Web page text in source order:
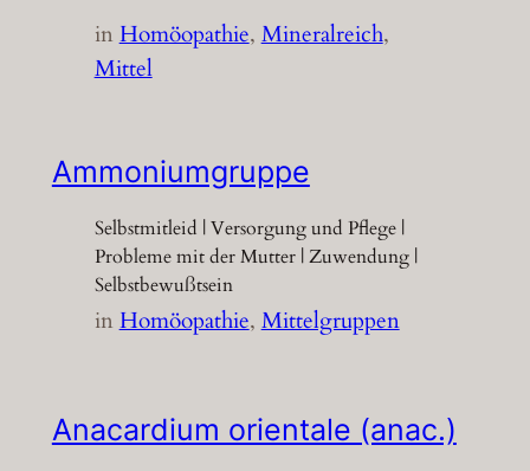
inHomöopathie, Mineralreich
Mittel
Ammoniumgruppe
Selbstmitleid | Versorgung und Pflege |
Probleme mit der Mutter | Zuwendung |
Selbstbewußtsein
inHomöopathie, Mittelgruppen
Anacardium orientale (anac.)